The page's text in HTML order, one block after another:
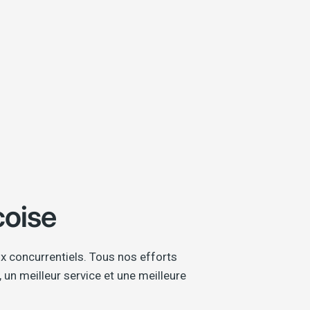
concurrentiels. Tous nos efforts
meilleur service et une meilleure